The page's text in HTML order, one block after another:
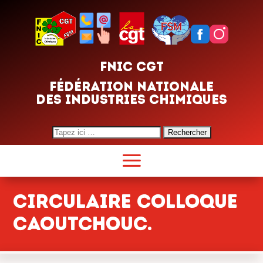
FNIC CGT
FÉDÉRATION NATIONALE
DES INDUSTRIES CHIMIQUES
Search
for:
CIRCULAIRE COLLOQUE
CAOUTCHOUC.